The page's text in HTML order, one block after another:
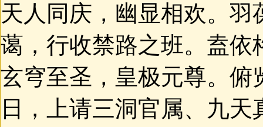
天人同庆，幽显相欢。
蔼，行收禁路之班。盍
玄穹至圣，皇极元尊。
日，上请三洞官属、九